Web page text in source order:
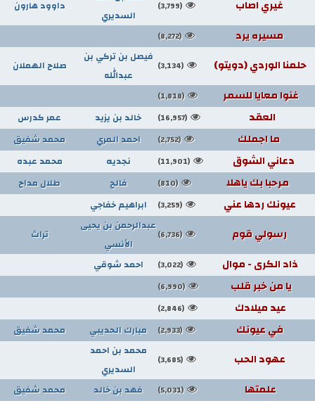
غيري اصاب (3,799)
السديري
داوود هارون
مسيره يرد (8,272)
حلمنا الوردي (دويتو) (3,134)
فيصل بن تركي بن
عبدالله
صلاح الهملان
غنوا معايا للسمر (1,818)
العقد (16,957) خالد بن يزيد عمر كدرس
ما اجملك (2,752) احمد المري محمد شفيق
دعاني الشوق (11,901) نجديه محمد عبده
مرحبا بك ياهلا (810) فالح طلال مداح
عيونك ردها عني (3,259) ابراهيم خفاجي
رسولي قوم (6,736)
عبدالرحمن بن يحيى
الأنسي
تراث
ذاد الكرى - موال (3,022) احمد شوقي
يا من خبر قلب (6,990)
عيد ميلادك (2,846)
في عيونك (2,933) مبارك الحديبي محمد شفيق
عهود الحب (3,685)
محمد بن احمد
السديري
علمتها (5,031) فهد بن خالد محمد شفيق